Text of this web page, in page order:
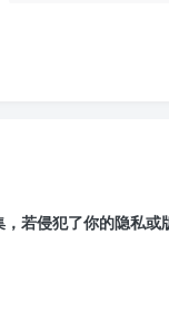
若侵犯了你的隐私